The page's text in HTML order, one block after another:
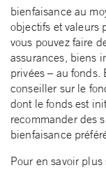
bienfaisance au
objectifs et valeurs
vous pouvez faire
assurances, biens
privées – au fonds.
conseiller sur le
dont le fonds est
recommander des
bienfaisance
Pour en savoir